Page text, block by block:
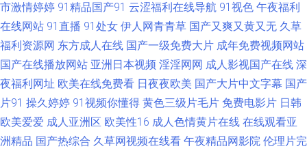
福利综合 ts米兰黑丝另类 黑丝少妇孙倩 91社永久入口 丁香网五月 九色极品
区 亚洲精品日逼网 91社com 瑟瑟影院 91AV入口 久久福利资源 人人人撸 国
啪福利 亚洲天堂免费AV 肏逼社区 免费黄网在线观看 91Nav免费 操操91 久
市激情婷婷 91精品国产91 云涩福利在线导航 91视色 午夜福利
在线网站 91直播 91处女 伊人网青青草 国产又爽又黄又无 久草
福利资源网 东方成人在线 国产一级免费大片 成年免费视频网站
国产在线播放网站 亚洲日本视频 淫淫网网 成人影视国产在线 深
夜福利网址 欧美在线免费看 日夜夜欧美 国产大片中文字幕 国产
片91 操久婷婷 91视频你懂得 黄色三级片毛片 免费电影片 日韩
欧美爱爱 成人亚洲区 欧美性16 成人色情黄片在线 在线观看亚
洲精品 国产热综合 久草网视频在线看 午夜精品网影院 伦理片完